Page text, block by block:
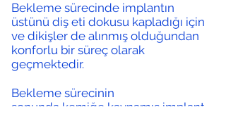
Bekleme sürecinde implantın
üstünü diş eti dokusu kapladığı için
ve dikişler de alınmış olduğundan
konforlu bir süreç olarak
geçmektedir.
Bekleme sürecinin
sonunda kemiğe kaynamış implant